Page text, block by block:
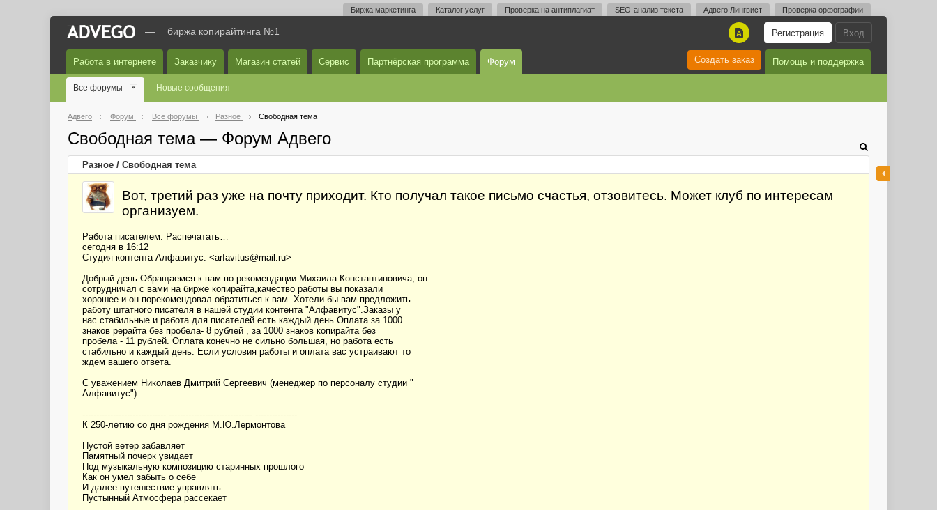
Биржа маркетинга Каталог услуг Проверка на антиплагиат SEO-анализ текста Адвего Лингвист Проверка орфографии
Вход
Регистрация
A
— биржа копирайтинга №1
Работа в интернете Заказчику Магазин статей Сервис Партнёрская программа Форум Помощь и поддержка
Создать заказ
Все форумы Новые сообщения
Адвего Форум Все форумы Разное Свободная тема
Свободная тема — Форум Адвего
Разное / Свободная тема
Вот, третий раз уже на почту приходит. Кто получал такое письмо счастья, отзовитесь. Может клуб по интересам
организуем.
Работа писателем. Распечатать…
сегодня в 16:12
Студия контента Алфавитус. <arfavitus@mail.ru>
Добрый день.Обращаемся к вам по рекомендации Михаила Константиновича, он
сотрудничал с вами на бирже копирайта,качество работы вы показали
хорошее и он порекомендовал обратиться к вам. Хотели бы вам предложить
работу штатного писателя в нашей студии контента "Алфавитус".Заказы у
нас стабильные и работа для писателей есть каждый день.Оплата за 1000
знаков рерайта без пробела- 8 рублей , за 1000 знаков копирайта без
пробела - 11 рублей. Оплата конечно не сильно большая, но работа есть
стабильно и каждый день. Если условия работы и оплата вас устраивают то
ждем вашего ответа.
С уважением Николаев Дмитрий Сергеевич (менеджер по персоналу студии "
Алфавитус").
------------------------------ ------------------------------ ---------------
К 250-летию со дня рождения М.Ю.Лермонтова
Пустой ветер забавляет
Памятный почерк увидает
Под музыкальную композицию старинных прошлого
Как он умел забыть о себе
И далее путешествие управлять
Пустынный Атмосфера рассекает